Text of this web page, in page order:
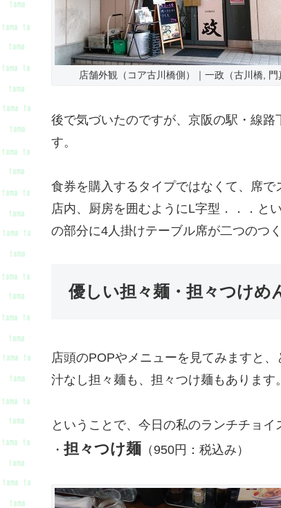
店舗外観（コア古川橋側）｜一政（古川橋, 門
後で気づいたのですが、京阪の駅・線
す。
食券を購入するタイプではなくて、席で
店内、厨房を囲むようにL字型．．．と
の部分に4人掛けテーブル席が二つのつく
優しい担々麺・担々つけめ
店頭のPOPやメニューを見てみますと、
汁なし担々麺も、担々つけ麺もあります。
ということで、今日の私のランチチョイ
・ 担々つけ麺 （950円：税込み）